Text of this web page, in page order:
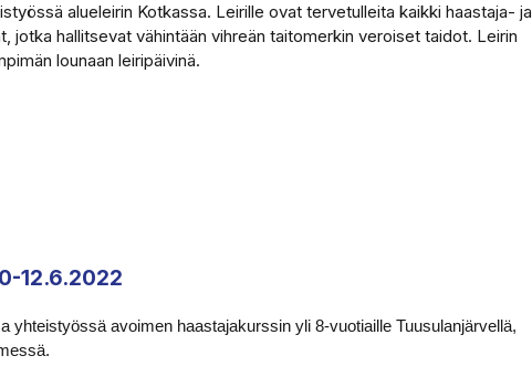
alueleirin Kotkassa. Leirille ovat tervetulleita kaikki haastaja- ja
hallitsevat vähintään vihreän taitomerkin veroiset taidot. Leirin
lounaan leiripäivinä.
12.6.2022
yhteistyössä avoimen haastajakurssin yli 8-vuotiaille Tuusulanjärvellä,